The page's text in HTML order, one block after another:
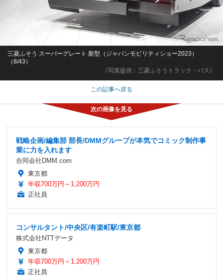
《写真提供：三菱ふそうトラック・バス》
三菱ふそう スーパーグレート 新型（ジャパンモビリティショー2023）
（8/43）
この記事へ戻る
戦略企画/編集部 部長/DMMグループが本気でコミック制作事
業に力を入れます
合同会社DMM.com
東京都
年収700万円～1,200万円
正社員
コンサルタント/中央区/有楽町駅/東京都
株式会社NTTデータ
東京都
年収700万円～1,200万円
正社員